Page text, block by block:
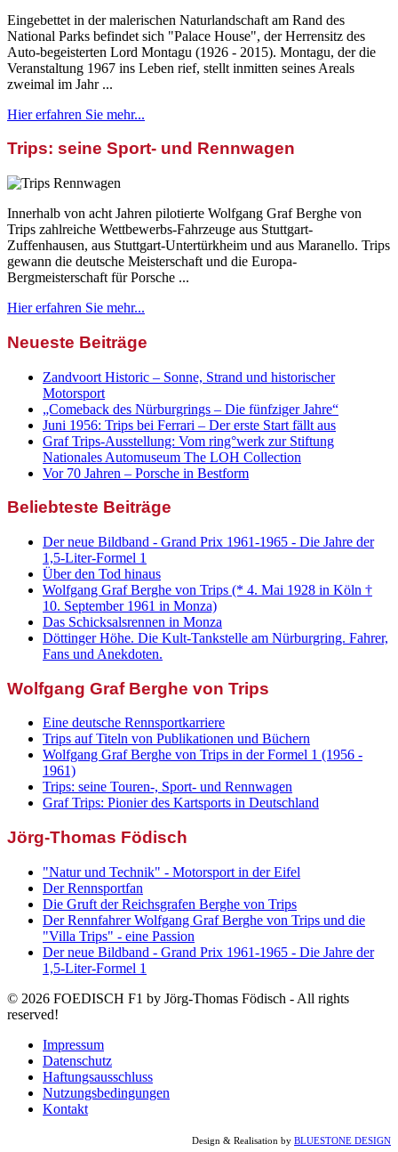
Eingebettet in der malerischen Naturlandschaft am Rand des
National Parks befindet sich "Palace House", der Herrensitz des
Auto-begeisterten Lord Montagu (1926 - 2015). Montagu, der die
Veranstaltung 1967 ins Leben rief, stellt inmitten seines Areals
zweimal im Jahr ...
Hier erfahren Sie mehr...
Trips: seine Sport- und Rennwagen
Innerhalb von acht Jahren pilotierte Wolfgang Graf Berghe von
Trips zahlreiche Wettbewerbs-Fahrzeuge aus Stuttgart-
Zuffenhausen, aus Stuttgart-Untertürkheim und aus Maranello. Trips
gewann die deutsche Meisterschaft und die Europa-
Bergmeisterschaft für Porsche ...
Hier erfahren Sie mehr...
Neueste Beiträge
Zandvoort Historic – Sonne, Strand und historischer
Motorsport
„Comeback des Nürburgrings – Die fünfziger Jahre“
Juni 1956: Trips bei Ferrari – Der erste Start fällt aus
Graf Trips-Ausstellung: Vom ring°werk zur Stiftung
Nationales Automuseum The LOH Collection
Vor 70 Jahren – Porsche in Bestform
Beliebteste Beiträge
Der neue Bildband - Grand Prix 1961-1965 - Die Jahre der
1,5-Liter-Formel 1
Über den Tod hinaus
Wolfgang Graf Berghe von Trips (* 4. Mai 1928 in Köln †
10. September 1961 in Monza)
Das Schicksalsrennen in Monza
Döttinger Höhe. Die Kult-Tankstelle am Nürburgring. Fahrer,
Fans und Anekdoten.
Wolfgang Graf Berghe von Trips
Eine deutsche Rennsportkarriere
Trips auf Titeln von Publikationen und Büchern
Wolfgang Graf Berghe von Trips in der Formel 1 (1956 -
1961)
Trips: seine Touren-, Sport- und Rennwagen
Graf Trips: Pionier des Kartsports in Deutschland
Jörg-Thomas Födisch
"Natur und Technik" - Motorsport in der Eifel
Der Rennsportfan
Die Gruft der Reichsgrafen Berghe von Trips
Der Rennfahrer Wolfgang Graf Berghe von Trips und die
"Villa Trips" - eine Passion
Der neue Bildband - Grand Prix 1961-1965 - Die Jahre der
1,5-Liter-Formel 1
© 2026 FOEDISCH F1 by Jörg-Thomas Födisch - All rights
reserved!
Impressum
Datenschutz
Haftungsausschluss
Nutzungsbedingungen
Kontakt
Design & Realisation by BLUESTONE DESIGN